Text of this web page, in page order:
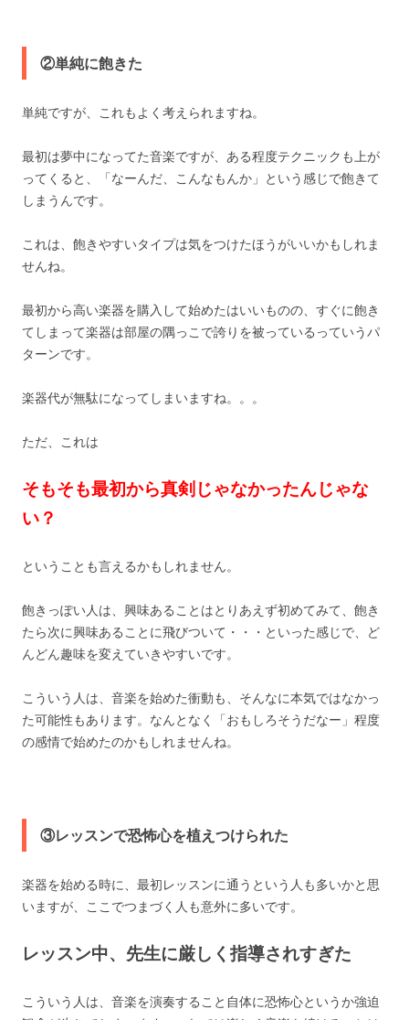
②単純に飽きた
単純ですが、これもよく考えられますね。
最初は夢中になってた音楽ですが、ある程度テクニックも上が
ってくると、「なーんだ、こんなもんか」という感じで飽きて
しまうんです。
これは、飽きやすいタイプは気をつけたほうがいいかもしれま
せんね。
最初から高い楽器を購入して始めたはいいものの、すぐに飽き
てしまって楽器は部屋の隅っこで誇りを被っているっていうパ
ターンです。
楽器代が無駄になってしまいますね。。。
ただ、これは
そもそも最初から真剣じゃなかったんじゃな
い？
ということも言えるかもしれません。
飽きっぽい人は、興味あることはとりあえず初めてみて、飽き
たら次に興味あることに飛びついて・・・といった感じで、ど
んどん趣味を変えていきやすいです。
こういう人は、音楽を始めた衝動も、そんなに本気ではなかっ
た可能性もあります。なんとなく「おもしろそうだなー」程度
の感情で始めたのかもしれませんね。
③レッスンで恐怖心を植えつけられた
楽器を始める時に、最初レッスンに通うという人も多いかと思
いますが、ここでつまづく人も意外に多いです。
レッスン中、先生に厳しく指導されすぎた
こういう人は、音楽を演奏すること自体に恐怖心というか強迫